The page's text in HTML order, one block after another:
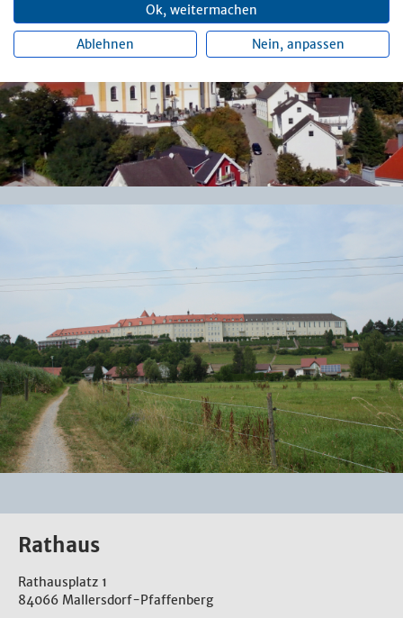
Ok, weitermachen
Ablehnen Nein, anpassen
Rathaus
Rathausplatz 1
84066 Mallersdorf-Pfaffenberg